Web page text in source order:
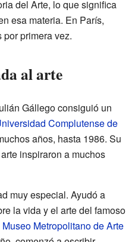
del Arte, lo que significa
esa materia. En París,
primera vez.
al arte
Gállego consiguió un
Complutense de
años, hasta 1986. Su
inspiraron a muchos
muy especial. Ayudó a
la vida y el arte del famoso
Museo Metropolitano de Arte